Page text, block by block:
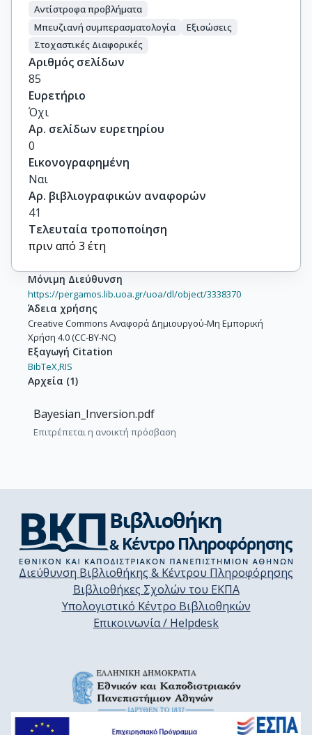
Αντίστροφα προβλήματα
Μπευζιανή συμπερασματολογία
Εξισώσεις
Στοχαστικές Διαφορικές
Αριθμός σελίδων
85
Ευρετήριο
Όχι
Αρ. σελίδων ευρετηρίου
0
Εικονογραφημένη
Ναι
Αρ. βιβλιογραφικών αναφορών
41
Τελευταία τροποποίηση
πριν από 3 έτη
Μόνιμη Διεύθυνση
https://pergamos.lib.uoa.gr/uoa/dl/object/3338370
Άδεια χρήσης
Creative Commons Αναφορά Δημιουργού-Μη Εμπορική
Χρήση 4.0 (CC-BY-NC)
Εξαγωγή Citation
BibTeX,RIS
Αρχεία (1)
Bayesian_Inversion.pdf
Επιτρέπεται η ανοικτή πρόσβαση
Διεύθυνση Βιβλιοθήκης & Κέντρου Πληροφόρησης
Βιβλιοθήκες Σχολών του ΕΚΠΑ
Υπολογιστικό Κέντρο Βιβλιοθηκών
Επικοινωνία / Helpdesk